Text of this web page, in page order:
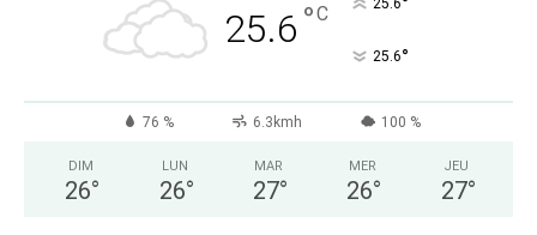
25.6 °C 25.6
25.6°
76 % 6.3kmh 100 %
DIM
26°
LUN
26°
MAR
27°
MER
26°
JEU
27°